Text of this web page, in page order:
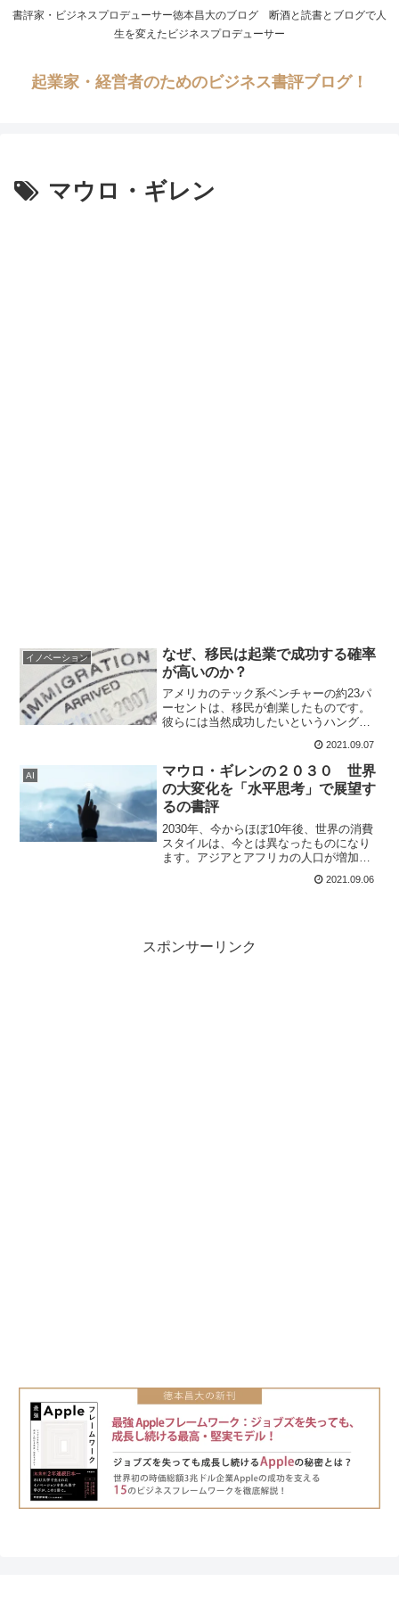
書評家・ビジネスプロデューサー徳本昌大のブログ 断酒と読書とブログで人
生を変えたビジネスプロデューサー
起業家・経営者のためのビジネス書評ブログ！
マウロ・ギレン
イノベーション
なぜ、移民は起業で成功する確率
が高いのか？
アメリカのテック系ベンチャーの約23パ
ーセントは、移民が創業したものです。
彼らには当然成功したいというハングリ
る視点と経験によって、移民たちはアメ
リカという新天地で、ビジネスチャンス
を見出しています。
2021.09.07
AI
マウロ・ギレンの２０３０ 世界
の大変化を「水平思考」で展望す
るの書評
2030年、今からほぼ10年後、世界の消費
スタイルは、今とは異なったものになり
ます。アジアとアフリカの人口が増加
人口も増え、14億人の市場を形成しま
2021.09.06
スポンサーリンク